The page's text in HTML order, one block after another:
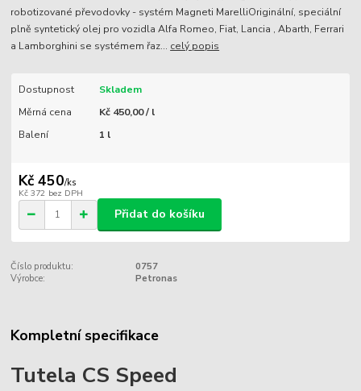
robotizované převodovky - systém Magneti MarelliOriginální, speciální
plně syntetický olej pro vozidla Alfa Romeo, Fiat, Lancia , Abarth, Ferrari
a Lamborghini se systémem řaz... celý popis
Dostupnost
Skladem
Měrná cena
Kč 450,00 / l
Balení
1 l
Kč 450/ks
Kč 372 bez DPH
Přidat do košíku
Číslo produktu:
0757
Výrobce:
Petronas
Kompletní specifikace
Tutela CS Speed